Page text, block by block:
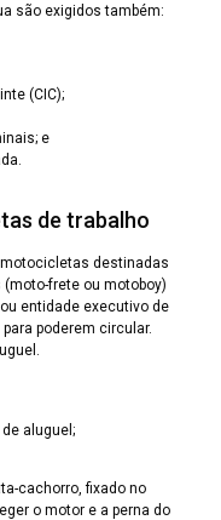
são exigidos também:
(CIC);
e
de trabalho
motocicletas destinadas
frete ou motoboy)
entidade executivo de
poderem circular.
aluguel;
cachorro, fixado no
o motor e a perna do